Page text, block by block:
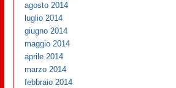
agosto 2014
luglio 2014
giugno 2014
maggio 2014
aprile 2014
marzo 2014
febbraio 2014